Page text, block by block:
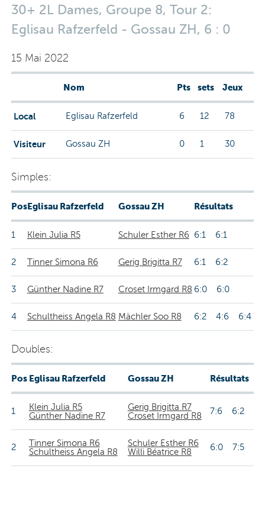
30+ 2L Dames, Groupe 8, Tour 2:
Eglisau Rafzerfeld - Gossau ZH, 6 : 0
15 Mai 2022
Nom Pts sets Jeux
Local Eglisau Rafzerfeld 6 12 78
Visiteur Gossau ZH 0 1 30
Simples:
PosEglisau Rafzerfeld Gossau ZH Résultats
1 Klein Julia R5 Schuler Esther R6 6:1 6:1
2 Tinner Simona R6 Gerig Brigitta R7 6:1 6:2
3 Günther Nadine R7 Croset Irmgard R8 6:0 6:0
4 Schultheiss Angela R8 Mächler Soo R8 6:2 4:6 6:4
Doubles:
Pos Eglisau Rafzerfeld Gossau ZH Résultats
1
Klein Julia R5
Günther Nadine R7
Gerig Brigitta R7
Croset Irmgard R8
7:6 6:2
2
Tinner Simona R6
Schultheiss Angela R8
Schuler Esther R6
Willi Béatrice R8
6:0 7:5